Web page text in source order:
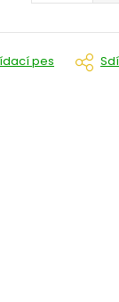
pes